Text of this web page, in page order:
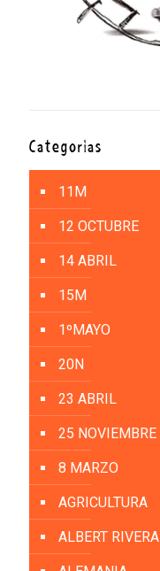
Categorías
11M
12 OCTUBRE
14 ABRIL
15M
1ºMAYO
20N
23 ABRIL
25 NOVIEMBRE
8 MARZO
AGRICULTURA
ALBERT RIVERA